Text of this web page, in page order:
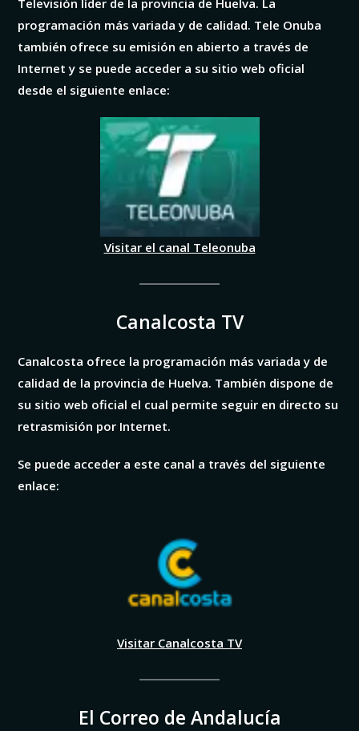
programación más variada y de calidad. Tele Onuba
también ofrece su emisión en abierto a través de
Internet y se puede acceder a su sitio web oficial
desde el siguiente enlace:
Visitar el canal Teleonuba
Canalcosta TV
Canalcosta ofrece la programación más variada y de
calidad de la provincia de Huelva. También dispone de
su sitio web oficial el cual permite seguir en directo su
retrasmisión por Internet.
Se puede acceder a este canal a través del siguiente
enlace:
Visitar Canalcosta TV
El Correo de Andalucía